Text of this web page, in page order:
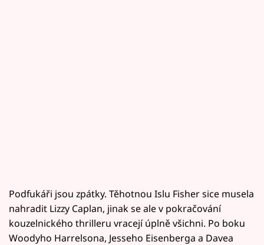
Podfukáři jsou zpátky. Těhotnou Islu Fisher sice musela
nahradit Lizzy Caplan, jinak se ale v pokračování
kouzelnického thrilleru vracejí úplně všichni. Po boku
Woodyho Harrelsona, Jesseho Eisenberga a Davea